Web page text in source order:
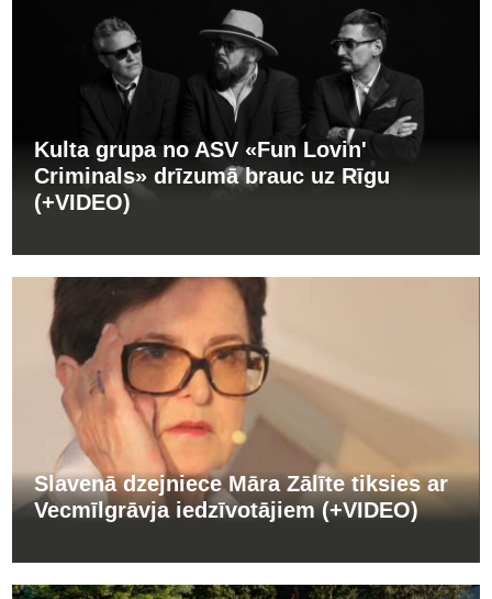
Kulta grupa no ASV «Fun Lovin'
Criminals» drīzumā brauc uz Rīgu
(+VIDEO)
Slavenā dzejniece Māra Zālīte tiksies ar
Vecmīlgrāvja iedzīvotājiem (+VIDEO)